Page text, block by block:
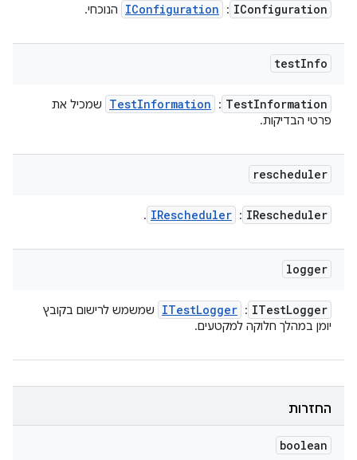
IConfiguration
:
IConfiguration הנוכחי.
testInfo
TestInformation
:
TestInformation
שמכיל את
פרטי הבדיקות.
rescheduler
IRescheduler
:
IRescheduler
.
logger
ITestLogger
:
ITestLogger
שמשמש לרישום בקובץ
יומן במהלך חלוקה למקטעים.
החזרות
boolean